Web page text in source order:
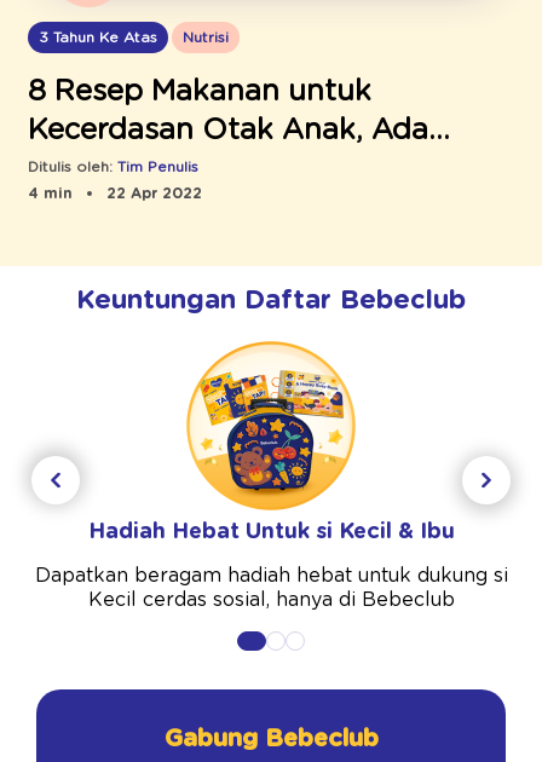
3 Tahun Ke Atas Nutrisi
8 Resep Makanan untuk
Kecerdasan Otak Anak, Ada
Bakso dan Sate yang Jadi
Favoritnya
Ditulis oleh: Tim Penulis
4 min
22 Apr 2022
Keuntungan Daftar Bebeclub
Hadiah Hebat Untuk si Kecil & Ibu
Dapatkan beragam hadiah hebat untuk dukung si
Kecil cerdas sosial, hanya di Bebeclub
Gabung Bebeclub